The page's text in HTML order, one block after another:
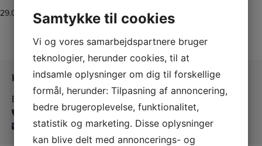
29.08.2017
Come Dance With Me
Kontakt os
Ballerup Linedance
24815139
balleruplinedance@gmail.com
Samtykke til cookies
Vi og vores samarbejdspartnere bruger
teknologier, herunder cookies, til at
indsamle oplysninger om dig til forskellige
formål, herunder: Tilpasning af annoncering,
bedre brugeroplevelse, funktionalitet,
statistik og marketing. Disse oplysninger
kan blive delt med annoncerings- og